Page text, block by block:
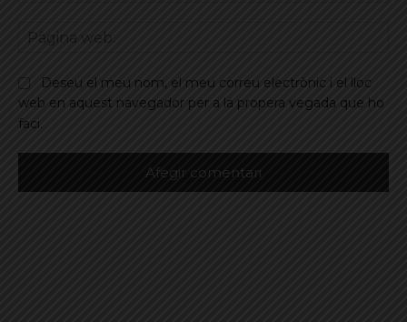
Deseu el meu nom, el meu correu electrònic i el lloc
web en aquest navegador per a la propera vegada que ho
faci.